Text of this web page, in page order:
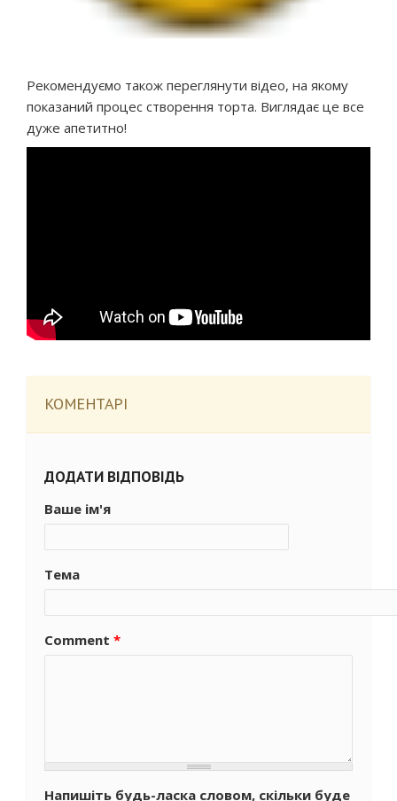
Рекомендуємо також переглянути відео, на якому
показаний процес створення торта. Виглядає це все
дуже апетитно!
КОМЕНТАРІ
ДОДАТИ ВІДПОВІДЬ
Ваше ім'я
Тема
Comment *
Напишіть будь-ласка словом, скільки буде